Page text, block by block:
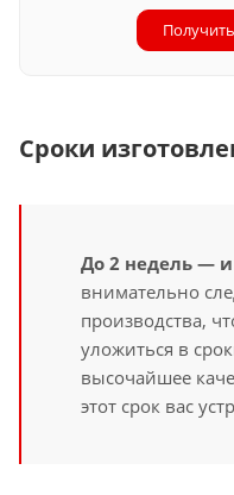
Сроки
До 2 недель — и
внимательно
производства,
уложиться в
высочайшее
этот срок вас